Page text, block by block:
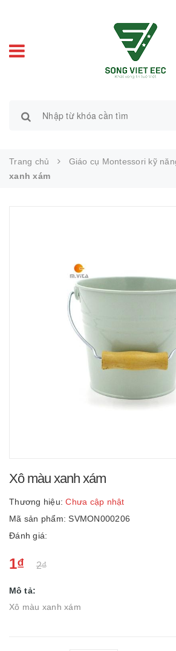
Trang chủ Giáo cụ Montessori kỹ
xanh xám
Xô màu xanh xám
Thương hiệu: Chưa cập nhật
Mã sản phẩm: SVMON000206
Đánh giá:
1₫ 2₫
Mô tả:
Xô màu xanh xám